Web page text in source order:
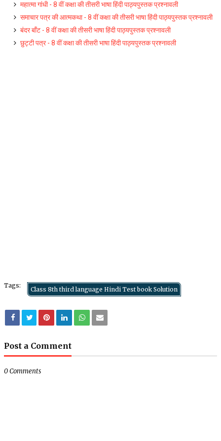
महात्मा गांधी - 8 वीं कक्षा की तीसरी भाषा हिंदी पाठ्यपुस्तक प्रश्नावली
समाचार पत्र की आत्मकथा - 8 वीं कक्षा की तीसरी भाषा हिंदी पाठ्यपुस्तक प्रश्नावली
बंदर बाँट - 8 वीं कक्षा की तीसरी भाषा हिंदी पाठ्यपुस्तक प्रश्नावली
छुट्टी पत्र - 8 वीं कक्षा की तीसरी भाषा हिंदी पाठ्यपुस्तक प्रश्नावली
Tags:
Class 8th third language Hindi Test book Solution
Post a Comment
0 Comments